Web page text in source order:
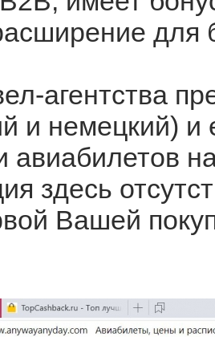
для
агентства
и немецкий)
авиабилетов
здесь
Вашей